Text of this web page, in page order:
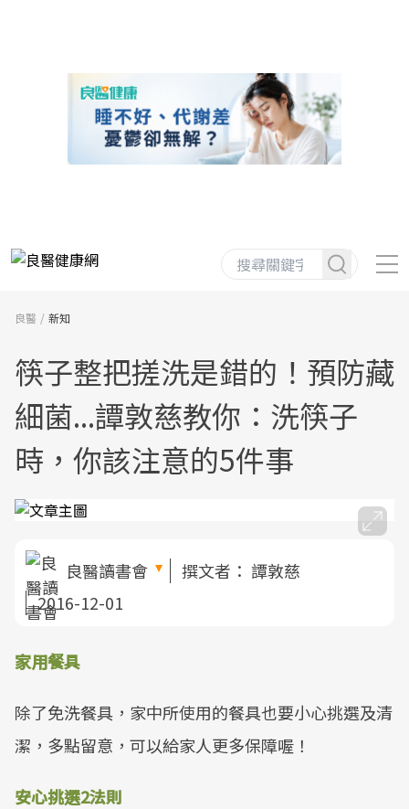
良醫 新知
筷子整把搓洗是錯的！預防藏
細菌...譚敦慈教你：洗筷子
時，你該注意的5件事
良醫讀書會 撰文者： 譚敦慈
2016-12-01
家用餐具
除了免洗餐具，家中所使用的餐具也要小心挑選及清
潔，多點留意，可以給家人更多保障喔！
安心挑選2法則